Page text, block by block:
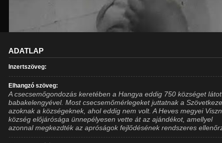
ADATLAP
Inzertszöveg:
Elhangzó szöveg:
A csecsemőgondozás keretében a Hangya eddig 750 községet
babakelengyével. Most csecsemőmérlegeket juttatnak a
azoknak a községeknek, ahol eddig nem volt. A Heves megyei
község előjárósága ünnepélyesen vette át az ajándékot, amellyel
azonnal megkezdték az apróságok fejlődésének rendszeres